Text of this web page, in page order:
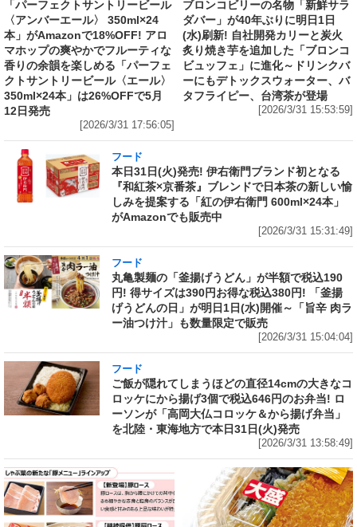
「パーフェクトサントリービール
〈アンバーエール〉 350ml×24
本」がAmazonで18%OFF! アロ
マホップの爽やかでフルーティな
香りの余韻を楽しめる「パーフェ
クトサントリービール〈エール〉
350ml×24本」は26%OFFで5月
12日発売
[2026/3/31 17:56:05]
ブロンコビリーの名物「新鮮サラ
ダバー」が40年ぶりに明日1日
(水)刷新! 自社開発カリーと炭火
炙り焼き芋を追加した「ブロンコ
ビュッフェ」に進化～ドリンクバ
ーにもデトックスウォーター、バ
タフライピー、台湾茶が登場
[2026/3/31 15:53:59]
フード
本日31日(火)発売! 伊右衛門ブランド初となる
『和紅茶×京番茶』ブレンドで日本茶の新しい愉
しみを提案する「紅の伊右衛門 600ml×24本」
がAmazonでも販売中
[2026/3/31 15:31:49]
フード
丸亀製麺の「釜揚げうどん」が半額で税込190
円! 得サイズは390円お得な税込380円! 「釜揚
げうどんの日」が明日1日(水)開催～「旨辛 肉ラ
ー油つけ汁」も数量限定で販売
[2026/3/31 15:04:04]
フード
ご飯が隠れてしまうほどの直径14cmの大きなコ
ロッケにから揚げ3個で税込646円のお弁当! ロ
ーソンが「高岡大仏コロッケ＆から揚げ弁当」
を北陸・東海地方で本日31日(火)発売
[2026/3/31 13:58:49]